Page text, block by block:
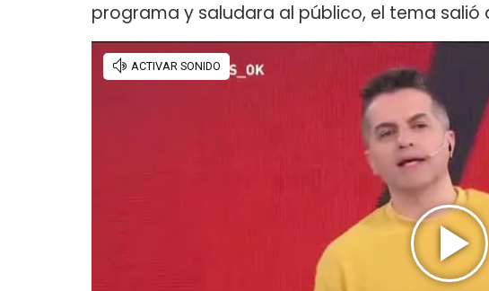
programa y saludara al público, el tema salió